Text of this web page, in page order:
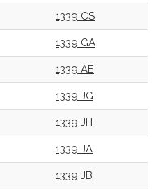
1339 CS
1339 GA
1339 AE
1339 JG
1339 JH
1339 JA
1339 JB